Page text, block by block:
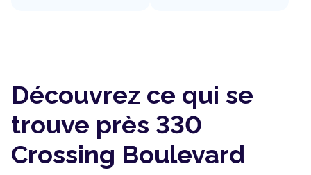
Découvrez ce qui se
trouve près 330
Crossing Boulevard